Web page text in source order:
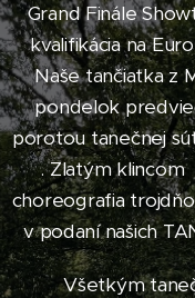
Grand Finále
kvalifikácia na
Naše tančiatka z
pondelok
porotou tanečnej
. Zlatým klincom
choreografia
v podaní našich
Všetkým